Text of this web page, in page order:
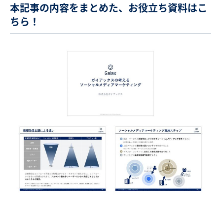
本記事の内容をまとめた、お役立ち資料はこ
ちら！